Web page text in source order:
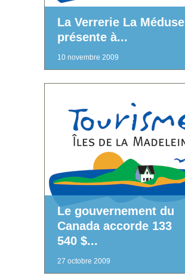
La Verrerie La Méduse
présente à...
10 novembre 2009
Le gouvernement du
Canada accorde 133
540 $...
27 octobre 2009